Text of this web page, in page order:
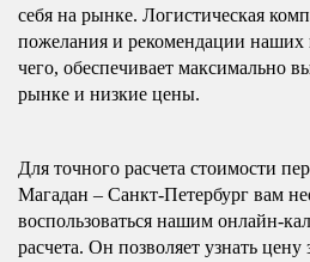
себя на рынке. Логистическая
пожелания и рекомендации наших
чего, обеспечивает максимально
рынке и низкие цены.
Для точного расчета стоимости
Магадан – Санкт-Петербург вам
воспользоваться нашим онлайн-
расчета. Он позволяет узнать цену